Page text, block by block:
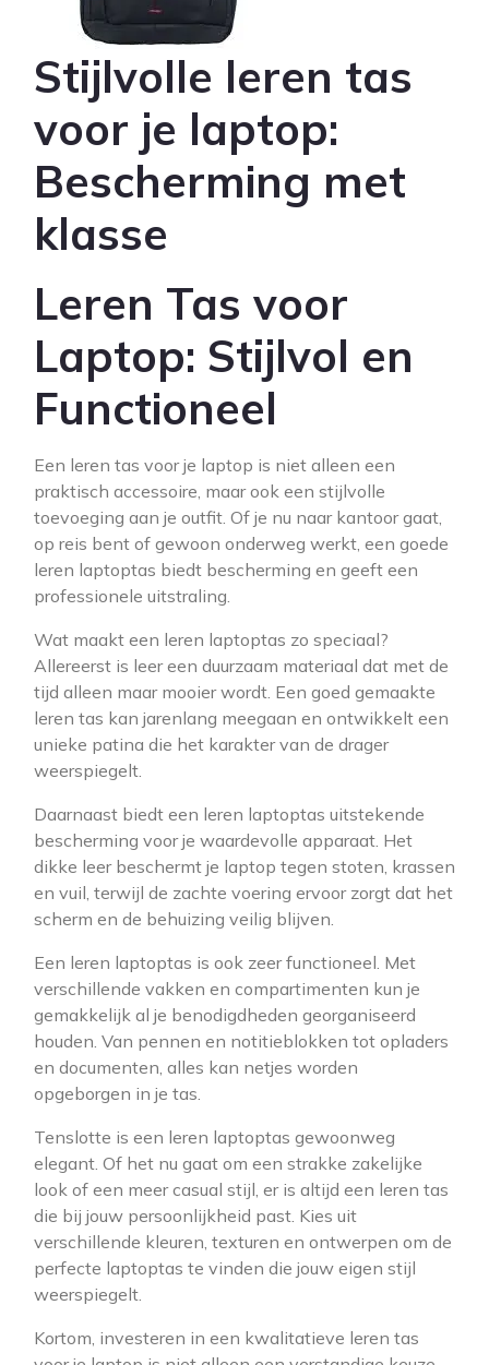
Stijlvolle leren tas
voor je laptop:
Bescherming met
klasse
Leren Tas voor
Laptop: Stijlvol en
Functioneel
Een leren tas voor je laptop is niet alleen een
praktisch accessoire, maar ook een stijlvolle
toevoeging aan je outfit. Of je nu naar kantoor gaat,
op reis bent of gewoon onderweg werkt, een goede
leren laptoptas biedt bescherming en geeft een
professionele uitstraling.
Wat maakt een leren laptoptas zo speciaal?
Allereerst is leer een duurzaam materiaal dat met de
tijd alleen maar mooier wordt. Een goed gemaakte
leren tas kan jarenlang meegaan en ontwikkelt een
unieke patina die het karakter van de drager
weerspiegelt.
Daarnaast biedt een leren laptoptas uitstekende
bescherming voor je waardevolle apparaat. Het
dikke leer beschermt je laptop tegen stoten, krassen
en vuil, terwijl de zachte voering ervoor zorgt dat het
scherm en de behuizing veilig blijven.
Een leren laptoptas is ook zeer functioneel. Met
verschillende vakken en compartimenten kun je
gemakkelijk al je benodigdheden georganiseerd
houden. Van pennen en notitieblokken tot opladers
en documenten, alles kan netjes worden
opgeborgen in je tas.
Tenslotte is een leren laptoptas gewoonweg
elegant. Of het nu gaat om een strakke zakelijke
look of een meer casual stijl, er is altijd een leren tas
die bij jouw persoonlijkheid past. Kies uit
verschillende kleuren, texturen en ontwerpen om de
perfecte laptoptas te vinden die jouw eigen stijl
weerspiegelt.
Kortom, investeren in een kwalitatieve leren tas